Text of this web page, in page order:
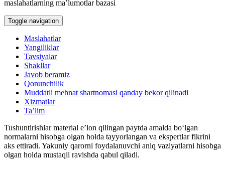
Ish haqidan ushlab qolish va ajratmalar
Karantin
Mehnat daftarchasi
Mehnat nizolari
Yakka tartibdagi tadbirkor
YaMMT
maslahatlarning ma’lumotlar bazasi
Toggle navigation
Maslahatlar
Yangiliklar
Tavsiyalar
Shakllar
Javob beramiz
Qonunchilik
Muddatli mehnat shartnomasi qanday bekor qilinadi
Xizmatlar
Ta’lim
Tushuntirishlar material e’lon qilingan paytda amalda boʻlgan
normalarni hisobga olgan holda tayyorlangan va ekspertlar fikrini
aks ettiradi. Yakuniy qarorni foydalanuvchi aniq vaziyatlarni hisobga
olgan holda mustaqil ravishda qabul qiladi.